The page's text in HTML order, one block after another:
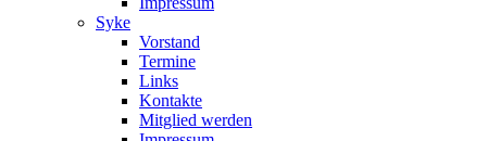
Syke
Vorstand
Termine
Links
Kontakte
Mitglied werden